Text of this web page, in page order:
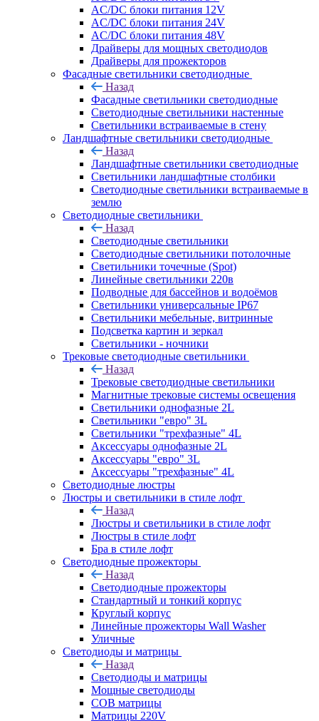
AC/DC блоки питания 12V
AC/DC блоки питания 24V
AC/DC блоки питания 48V
Драйверы для мощных светодиодов
Драйверы для прожекторов
Фасадные светильники светодиодные
Назад
Фасадные светильники светодиодные
Светодиодные светильники настенные
Светильники встраиваемые в стену
Ландшафтные светильники светодиодные
Назад
Ландшафтные светильники светодиодные
Светильники ландшафтные столбики
Светодиодные светильники встраиваемые в
землю
Светодиодные светильники
Назад
Светодиодные светильники
Светодиодные светильники потолочные
Светильники точечные (Spot)
Линейные светильники 220в
Подводные для бассейнов и водоёмов
Светильники универсальные IP67
Светильники мебельные, витринные
Подсветка картин и зеркал
Светильники - ночники
Трековые светодиодные светильники
Назад
Трековые светодиодные светильники
Магнитные трековые системы освещения
Светильники однофазные 2L
Светильники "евро" 3L
Светильники "трехфазные" 4L
Аксессуары однофазные 2L
Аксессуары "евро" 3L
Аксессуары "трехфазные" 4L
Светодиодные люстры
Люстры и светильники в стиле лофт
Назад
Люстры и светильники в стиле лофт
Люстры в стиле лофт
Бра в стиле лофт
Светодиодные прожекторы
Назад
Светодиодные прожекторы
Стандартный и тонкий корпус
Круглый корпус
Линейные прожекторы Wall Washer
Уличные
Светодиоды и матрицы
Назад
Светодиоды и матрицы
Мощные светодиоды
COB матрицы
Матрицы 220V